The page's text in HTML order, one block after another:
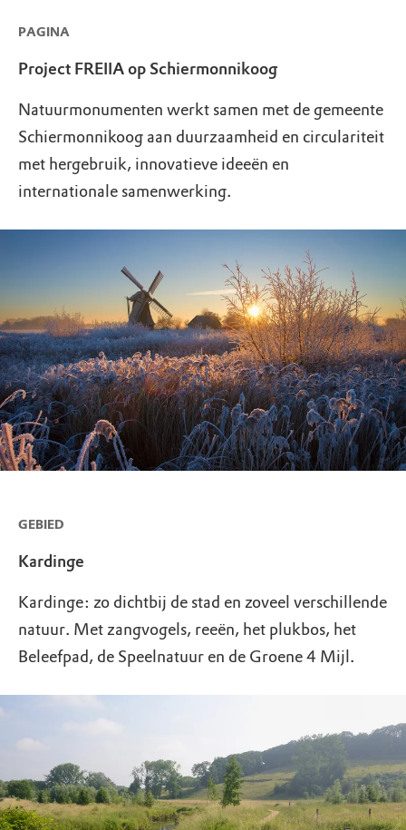
PAGINA
Project FREIIA op Schiermonnikoog
Natuurmonumenten werkt samen met de gemeente
Schiermonnikoog aan duurzaamheid en circulariteit
met hergebruik, innovatieve ideeën en
internationale samenwerking.
GEBIED
Kardinge
Kardinge: zo dichtbij de stad en zoveel verschillende
natuur. Met zangvogels, reeën, het plukbos, het
Beleefpad, de Speelnatuur en de Groene 4 Mijl.